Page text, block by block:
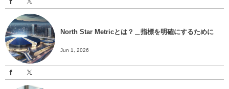
North Star Metricとは？＿指標を明確にするために
Jun 1, 2026